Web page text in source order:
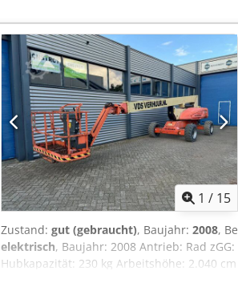
1 / 15
Zustand: gut (gebraucht), Baujahr: 2008,
elektrisch, Baujahr: 2008 Antrieb: Rad
Hubkapazität: 230 kg Arbeitshöhe: 2.040
sich an Ton, um weitere Informationen zu